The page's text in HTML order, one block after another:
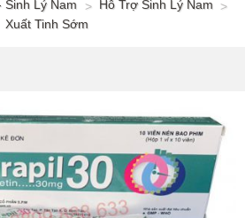
Sinh Lý Nam > Hỗ Trợ Sinh Lý Nam >
Xuất Tinh Sớm